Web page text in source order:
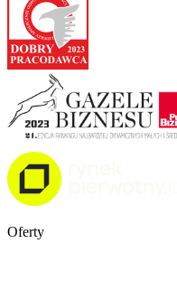
Oferty